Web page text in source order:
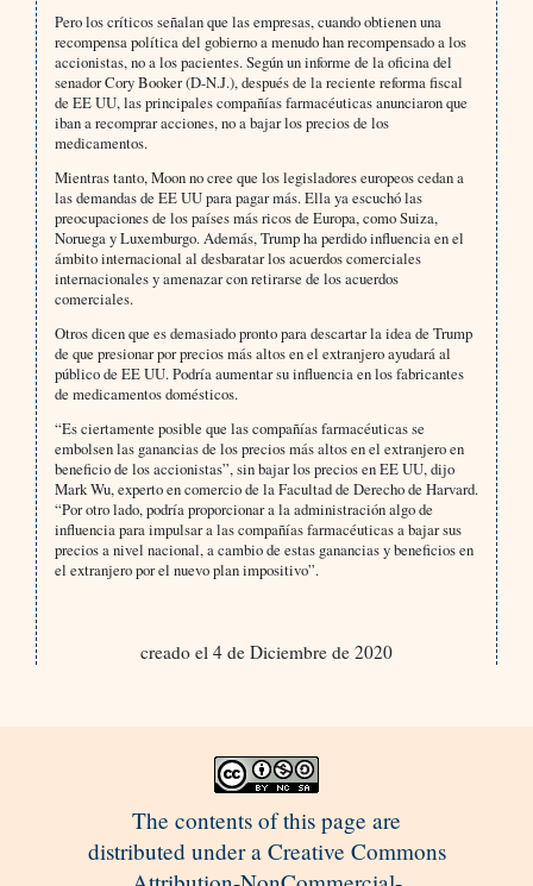
Pero los críticos señalan que las empresas, cuando obtienen una
recompensa política del gobierno a menudo han recompensado a los
accionistas, no a los pacientes. Según un informe de la oficina del
senador Cory Booker (D-N.J.), después de la reciente reforma fiscal
de EE UU, las principales compañías farmacéuticas anunciaron que
iban a recomprar acciones, no a bajar los precios de los
medicamentos.
Mientras tanto, Moon no cree que los legisladores europeos cedan a
las demandas de EE UU para pagar más. Ella ya escuchó las
preocupaciones de los países más ricos de Europa, como Suiza,
Noruega y Luxemburgo. Además, Trump ha perdido influencia en el
ámbito internacional al desbaratar los acuerdos comerciales
internacionales y amenazar con retirarse de los acuerdos
comerciales.
Otros dicen que es demasiado pronto para descartar la idea de Trump
de que presionar por precios más altos en el extranjero ayudará al
público de EE UU. Podría aumentar su influencia en los fabricantes
de medicamentos domésticos.
“Es ciertamente posible que las compañías farmacéuticas se
embolsen las ganancias de los precios más altos en el extranjero en
beneficio de los accionistas”, sin bajar los precios en EE UU, dijo
Mark Wu, experto en comercio de la Facultad de Derecho de Harvard.
“Por otro lado, podría proporcionar a la administración algo de
influencia para impulsar a las compañías farmacéuticas a bajar sus
precios a nivel nacional, a cambio de estas ganancias y beneficios en
el extranjero por el nuevo plan impositivo”.
creado el 4 de Diciembre de 2020
The contents of this page are
distributed under a Creative Commons